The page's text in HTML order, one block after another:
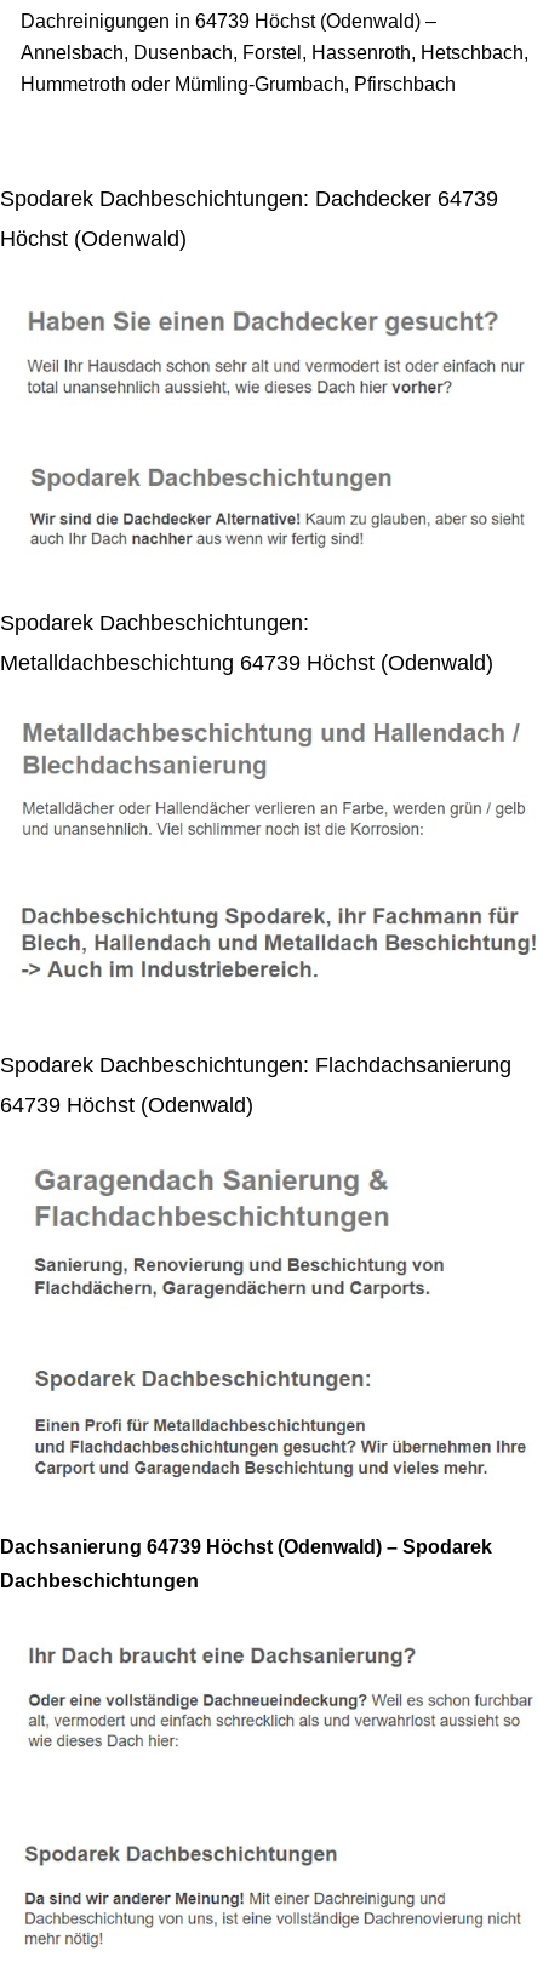
Dachreinigungen in 64739 Höchst (Odenwald) –
Annelsbach, Dusenbach, Forstel, Hassenroth, Hetschbach,
Hummetroth oder Mümling-Grumbach, Pfirschbach
Spodarek Dachbeschichtungen: Dachdecker 64739
Höchst (Odenwald)
Spodarek Dachbeschichtungen:
Metalldachbeschichtung 64739 Höchst (Odenwald)
Spodarek Dachbeschichtungen: Flachdachsanierung
64739 Höchst (Odenwald)
Dachsanierung 64739 Höchst (Odenwald) – Spodarek
Dachbeschichtungen